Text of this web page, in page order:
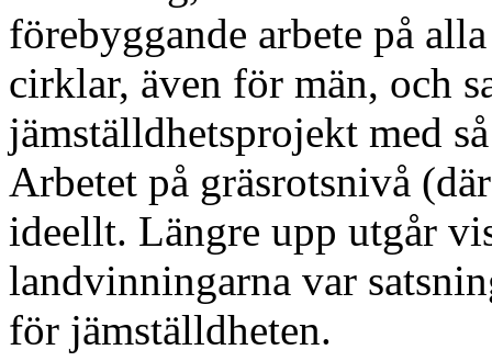
förebyggande arbete på
cirklar, även för män, och
jämställdhetsprojekt med
Arbetet på gräsrotsnivå
ideellt. Längre upp utgår
landvinningarna var
för jämställdheten.